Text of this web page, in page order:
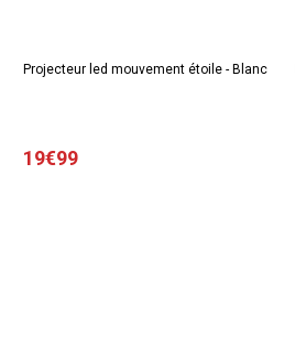
Projecteur led mouvement étoile - Blanc
19€99